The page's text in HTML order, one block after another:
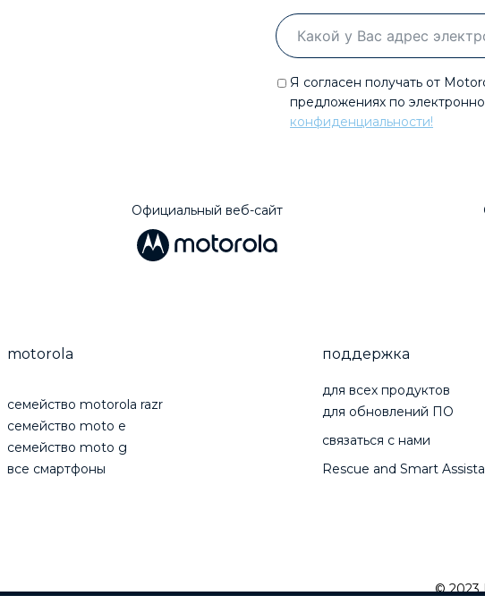
Я согласен получать от
предложениях по
конфиденциальности!
Официальный веб-сайт
motorola
cемейство motorola razr
cемейство moto e
cемейство moto g
все смартфоны
поддержка
для всех продуктов
для обновлений ПО
связаться с нами
Rescue and Smart
© 2023